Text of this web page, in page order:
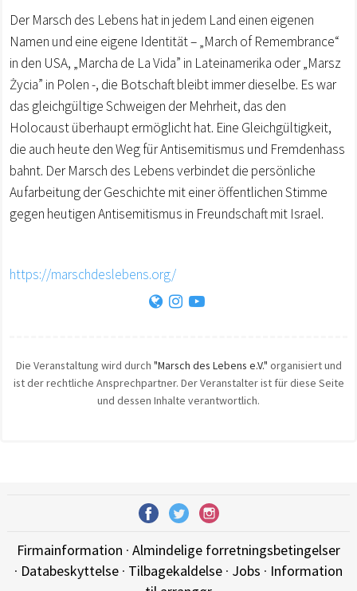
Der Marsch des Lebens hat in jedem Land einen eigenen
Namen und eine eigene Identität – „March of Remembrance“
in den USA, „Marcha de La Vida” in Lateinamerika oder „Marsz
Życia” in Polen -, die Botschaft bleibt immer dieselbe. Es war
das gleichgültige Schweigen der Mehrheit, das den
Holocaust überhaupt ermöglicht hat. Eine Gleichgültigkeit,
die auch heute den Weg für Antisemitismus und Fremdenhass
bahnt. Der Marsch des Lebens verbindet die persönliche
Aufarbeitung der Geschichte mit einer öffentlichen Stimme
gegen heutigen Antisemitismus in Freundschaft mit Israel.
https://marschdeslebens.org/
Die Veranstaltung wird durch "Marsch des Lebens e.V." organisiert und
ist der rechtliche Ansprechpartner. Der Veranstalter ist für diese Seite
und dessen Inhalte verantwortlich.
Firmainformation · Almindelige forretningsbetingelser
· Databeskyttelse · Tilbagekaldelse · Jobs · Information